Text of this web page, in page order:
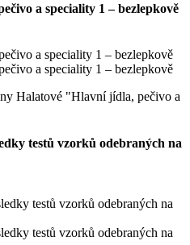
a speciality 1 – bezlepkově
Halatové "Hlavní jídla, pečivo a
testů vzorků odebraných na